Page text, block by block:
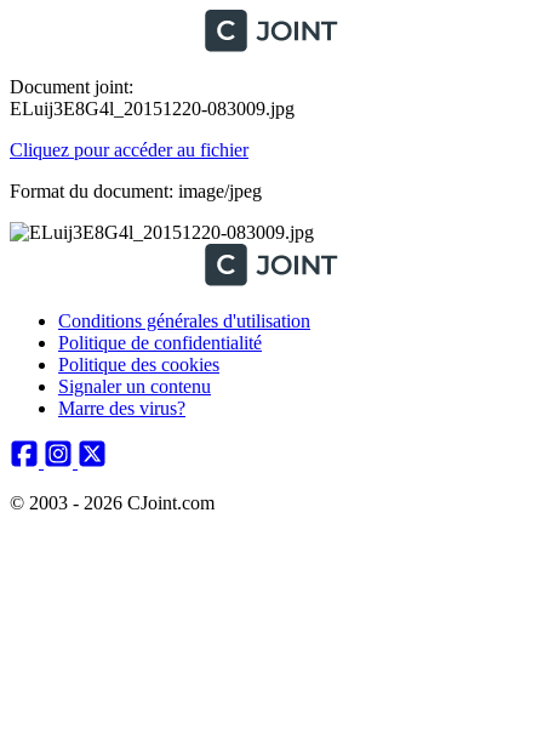
Document joint:
ELuij3E8G4l_20151220-083009.jpg
Cliquez pour accéder au fichier
Format du document: image/jpeg
Conditions générales d'utilisation
Politique de confidentialité
Politique des cookies
Signaler un contenu
Marre des virus?
© 2003 - 2026 CJoint.com